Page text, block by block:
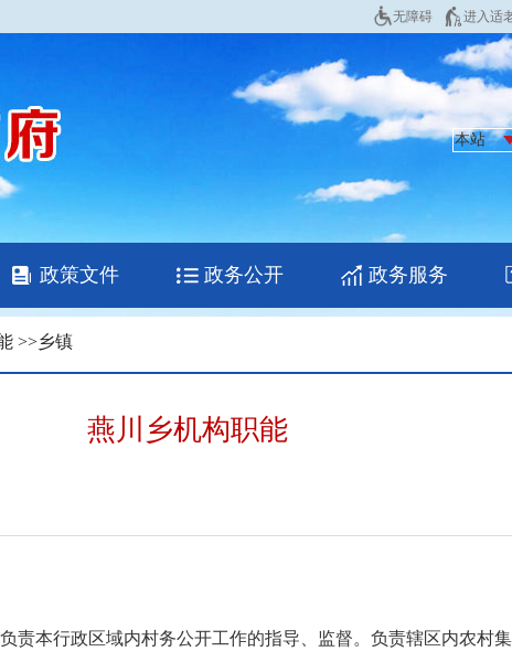
无障碍 进入适
政策文件 政务公开 政务服务
>>乡镇
燕川乡机构职能
责本行政区域内村务公开工作的指导、监督。负责辖区内农村